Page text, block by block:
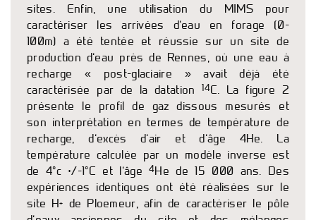
sites. Enfin, une utilisation du MIMS pour
caractériser les arrivées d’eau en forage (0-
100m) a été tentée et réussie sur un site de
production d’eau près de Rennes, où une eau à
recharge « post-glaciaire » avait déjà été
caractérisée par de la datation
14C. La figure 2
présente le profil de gaz dissous mesurés et
son interprétation en termes de température de
recharge, d’excès d’air et d’âge 4He. La
température calculée par un modèle inverse est
de 4°c +/-1°C et l’âge4He de 15 000 ans. Des
expériences identiques ont été réalisées sur le
site H+ de Ploemeur, afin de caractériser le pôle